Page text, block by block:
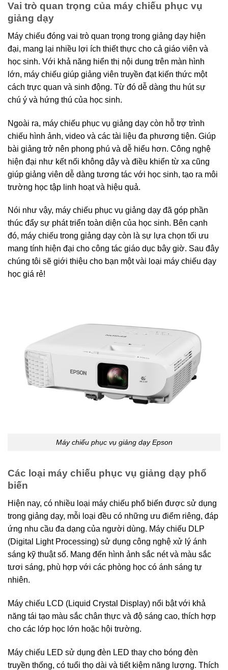
Vai trò quan trọng của máy chiếu phục vụ
giảng dạy
Máy chiếu đóng vai trò quan trọng trong giảng dạy hiện
đại, mang lại nhiều lợi ích thiết thực cho cả giáo viên và
học sinh. Với khả năng hiển thị nội dung trên màn hình
lớn, máy chiếu giúp giảng viên truyền đạt kiến thức một
cách trực quan và sinh động. Từ đó dễ dàng thu hút sự
chú ý và hứng thú của học sinh.
Ngoài ra, máy chiếu phục vụ giảng dạy còn hỗ trợ trình
chiếu hình ảnh, video và các tài liệu đa phương tiện. Giúp
bài giảng trở nên phong phú và dễ hiểu hơn. Công nghệ
hiện đại như kết nối không dây và điều khiển từ xa cũng
giúp giảng viên dễ dàng tương tác với học sinh, tạo ra môi
trường học tập linh hoạt và hiệu quả.
Nói như vậy, máy chiếu phục vụ giảng dạy đã góp phần
thúc đẩy sự phát triển toàn diện của học sinh. Bên cạnh
đó, máy chiếu trong giảng dạy còn là sự lựa chọn tối ưu
mang tính hiện đại cho công tác giáo dục bây giờ. Sau đây
chúng tôi sẽ giới thiệu cho bạn một vài loại máy chiếu dạy
học giá rẻ!
Máy chiếu phục vụ giảng dạy Epson
Các loại máy chiếu phục vụ giảng dạy phổ
biến
Hiện nay, có nhiều loại máy chiếu phổ biến được sử dụng
trong giảng dạy, mỗi loại đều có những ưu điểm riêng, đáp
ứng nhu cầu đa dạng của người dùng. Máy chiếu DLP
(Digital Light Processing) sử dụng công nghệ xử lý ánh
sáng kỹ thuật số. Mang đến hình ảnh sắc nét và màu sắc
tươi sáng, phù hợp với các phòng học có ánh sáng tự
nhiên.
Máy chiếu LCD (Liquid Crystal Display) nổi bật với khả
năng tái tạo màu sắc chân thực và độ sáng cao, thích hợp
cho các lớp học lớn hoặc hội trường.
Máy chiếu LED sử dụng đèn LED thay cho bóng đèn
truyền thống, có tuổi thọ dài và tiết kiệm năng lượng. Thích